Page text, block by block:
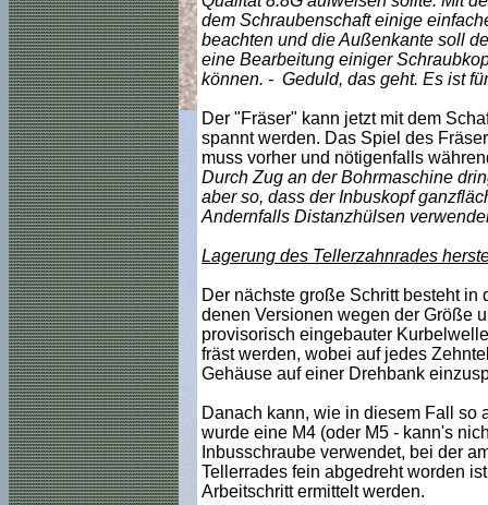
dem Schraubenschaft einige
beachten und die Außenkante soll
eine Bearbeitung einiger
können. - Geduld, das geht. Es ist
Der "Fräser" kann jetzt mit dem
spannt werden. Das Spiel des
muss vorher und nötigenfalls
Durch Zug an der Bohrmaschine
aber so, dass der Inbuskopf
Andernfalls Distanzhülsen
Lagerung des Tellerzahnrades
Der nächste große Schritt besteht
denen Versionen wegen der Größe
provisorisch eingebauter
fräst werden, wobei auf jedes
Gehäuse auf einer Drehbank
Danach kann, wie in diesem Fall so
wurde eine M4 (oder M5 - kann's
Inbusschraube verwendet, bei der
Tellerrades fein abgedreht worden
Arbeitschritt ermittelt werden.